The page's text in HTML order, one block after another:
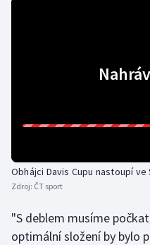
Obhájci Davis Cupu nastoupí
Zdroj: ČT sport
"S deblem musíme
optimální složení by bylo